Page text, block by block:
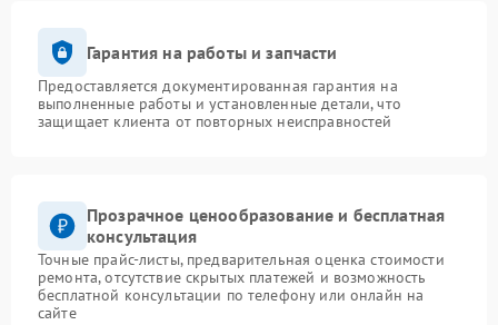
Гарантия на работы и запчасти
Предоставляется документированная гарантия на
выполненные работы и установленные детали, что
защищает клиента от повторных неисправностей
Прозрачное ценообразование и бесплатная
консультация
Точные прайс-листы, предварительная оценка стоимости
ремонта, отсутствие скрытых платежей и возможность
бесплатной консультации по телефону или онлайн на
сайте